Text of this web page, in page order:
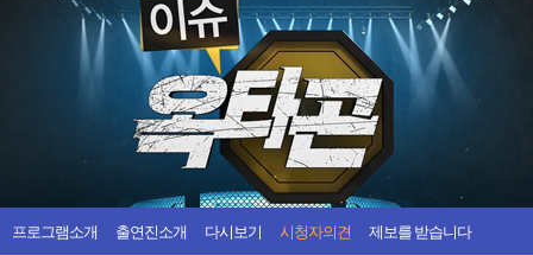
프로그램소개 출연진소개 다시보기 시청자의견
제보를 받습니다